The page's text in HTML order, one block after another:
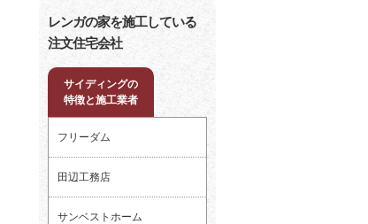
レンガの家を施工している
注文住宅会社
サイディングの
特徴と施工業者
フリーダム
田辺工務店
サンベストホーム